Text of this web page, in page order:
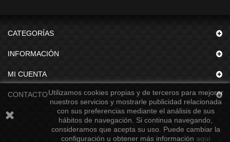
CATEGORÍAS
INFORMACIÓN
MI CUENTA
CONTACTOUtilizamos cookies propias y de terceros para mejorar
nuestros servicios y mostrarle publicidad relacionada
con sus preferencias mediante el análisis de sus
hábitos de navegación. Si continua navegando,
consideramos que acepta su uso. Puede cambiar la
configuración u obtener más información aquí